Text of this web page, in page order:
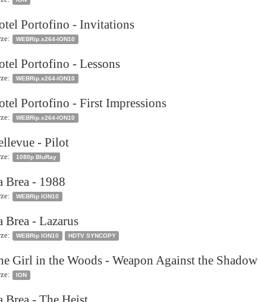
Portofino - Invitations
WEBRip.x264-ION10
Portofino - Lessons
WEBRip.x264-ION10
Portofino - First Impressions
WEBRip.x264-ION10
- Pilot
1080p BluRay
Brea - 1988
WEBRip ION10
Brea - Lazarus
WEBRip ION10 HDTV SYNCOPY
Girl in the Woods - Weapon Against the Shadow
ION